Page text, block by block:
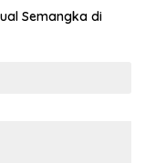
Semangka di